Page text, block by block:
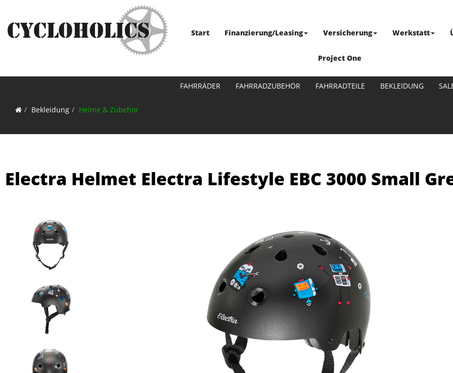
Start Finanzierung/Leasing Versicherung Werkstatt
Project One
FAHRRÄDER FAHRRADZUBEHÖR FAHRRADTEILE BEKLEIDUNG
Bekleidung Helme & Zubehör
Electra Helmet Electra Lifestyle EBC 3000 Small